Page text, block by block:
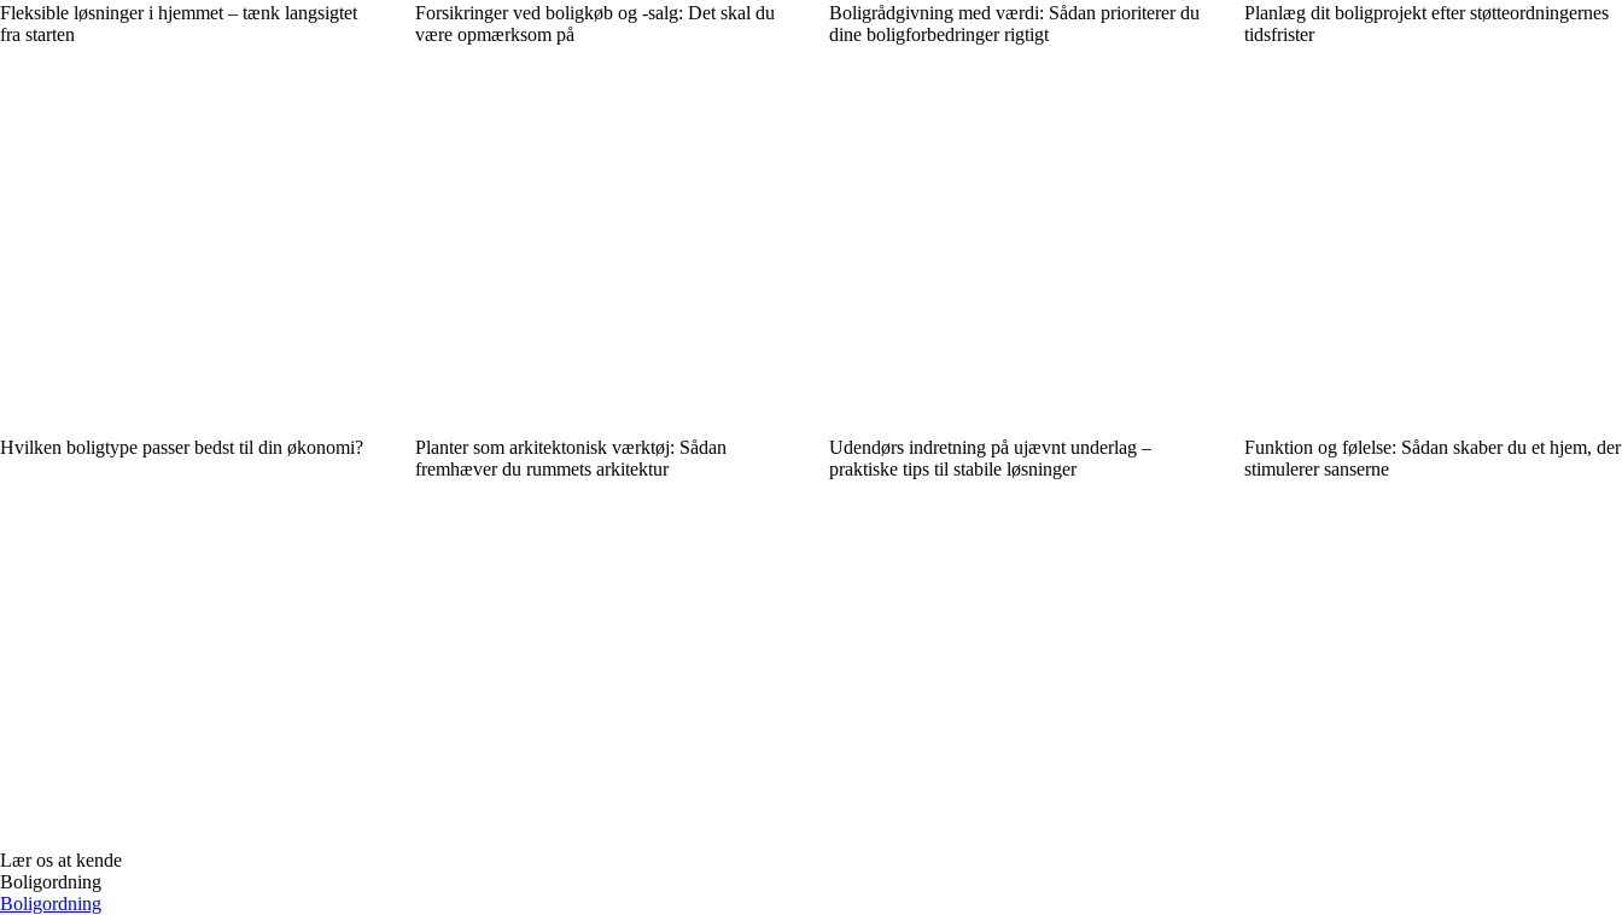
Fleksible løsninger i hjemmet – tænk langsigtet
fra starten
Forsikringer ved boligkøb og -salg: Det skal du
være opmærksom på
Boligrådgivning med værdi: Sådan prioriterer du
dine boligforbedringer rigtigt
Planlæg dit boligprojekt efter støtteordningernes
tidsfrister
Hvilken boligtype passer bedst til din økonomi?
Planter som arkitektonisk værktøj: Sådan
fremhæver du rummets arkitektur
Udendørs indretning på ujævnt underlag –
praktiske tips til stabile løsninger
Funktion og følelse: Sådan skaber du et hjem, der
stimulerer sanserne
Lær os at kende
Boligordning
Boligordning